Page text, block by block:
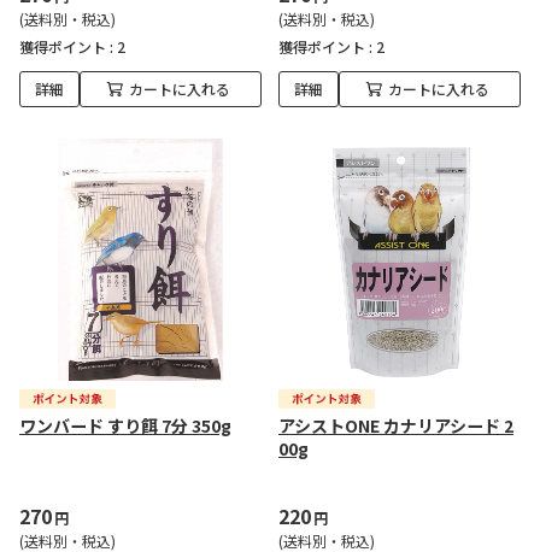
(送料別・税込)
獲得ポイント : 2
詳細 カートに入れる
(送料別・税込)
獲得ポイント : 2
詳細 カートに入れる
ワンバード すり餌 7分 350g
270円
(送料別・税込)
アシストONE カナリアシード 2
00g
220円
(送料別・税込)